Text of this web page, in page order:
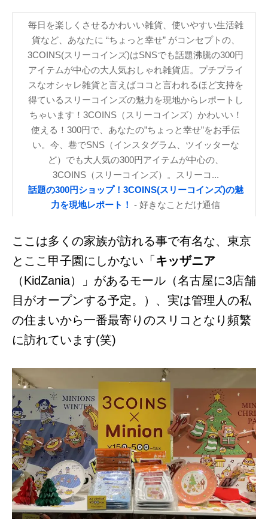
毎日を楽しくさせるかわいい雑貨、使いやすい生活雑
貨など、あなたに “ちょっと幸せ” がコンセプトの、
3COINS(スリーコインズ)はSNSでも話題沸騰の300円
アイテムが中心の大人気おしゃれ雑貨店。プチプライ
スなオシャレ雑貨と言えばココと言われるほど支持を
得ているスリーコインズの魅力を現地からレポートし
ちゃいます！3COINS（スリーコインズ）かわいい！
使える！300円で、あなたの”ちょっと幸せ”をお手伝
い。今、巷でSNS（インスタグラム、ツイッターな
ど）でも大人気の300円アイテムが中心の、
3COINS（スリーコインズ）。スリーコ...
話題の300円ショップ！3COINS(スリーコインズ)の魅
力を現地レポート！ - 好きなことだけ通信
ここは多くの家族が訪れる事で有名な、東京
とここ甲子園にしかない「 キッザニア
（KidZania）」があるモール（名古屋に3店舗
目がオープンする予定。）、実は管理人の私
の住まいから一番最寄りのスリコとなり頻繁
に訪れています(笑)